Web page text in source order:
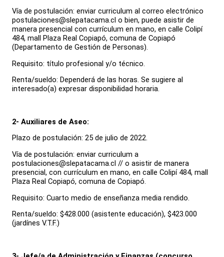
Vía de postulación: enviar curriculum al correo electrónico
postulaciones@slepatacama.cl o bien, puede asistir de
manera presencial con currículum en mano, en calle Colipí
484, mall Plaza Real Copiapó, comuna de Copiapó
(Departamento de Gestión de Personas).
Requisito: título profesional y/o técnico.
Renta/sueldo: Dependerá de las horas. Se sugiere al
interesado(a) expresar disponibilidad horaria.
2- Auxiliares de Aseo:
Plazo de postulación: 25 de julio de 2022.
Vía de postulación: enviar curriculum a
postulaciones@slepatacama.cl // o asistir de manera
presencial, con currículum en mano, en calle Colipí 484, mall
Plaza Real Copiapó, comuna de Copiapó.
Requisito: Cuarto medio de enseñanza media rendido.
Renta/sueldo: $428.000 (asistente educación), $423.000
(jardínes V.T.F.)